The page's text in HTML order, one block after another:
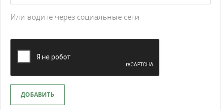
Или водите через социальные сети
ДОБАВИТЬ